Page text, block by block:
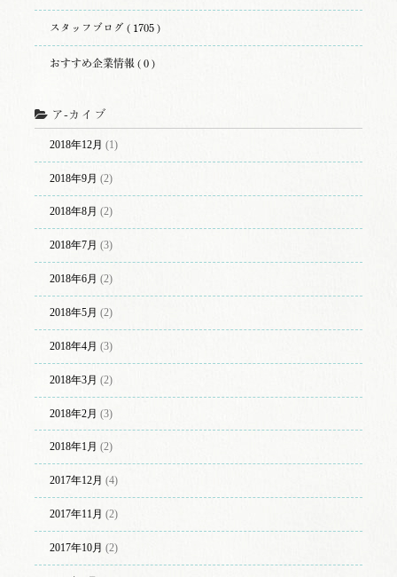
スタッフブログ ( 1705 )
おすすめ企業情報 ( 0 )
ア-カイブ
2018年12月 (1)
2018年9月 (2)
2018年8月 (2)
2018年7月 (3)
2018年6月 (2)
2018年5月 (2)
2018年4月 (3)
2018年3月 (2)
2018年2月 (3)
2018年1月 (2)
2017年12月 (4)
2017年11月 (2)
2017年10月 (2)